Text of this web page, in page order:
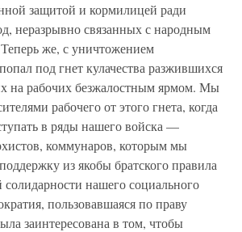
защитой и кормилицей ради
неразрывно связанных с народным
же, с уничтожением
под гнет кулачества разжившихся
на рабочих безжалостным ярмом. Мы
рабочего от этого гнета, когда
в ряды нашего войска —
коммунаров, которым мы
из якобы братского правила
солидарности нашего социального
пользовавшаяся по праву
заинтересована в том, чтобы